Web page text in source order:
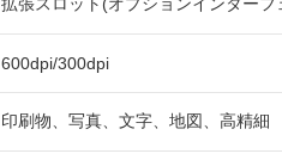
600dpi/300dpi
印刷物、写真、文字、地図、高精細